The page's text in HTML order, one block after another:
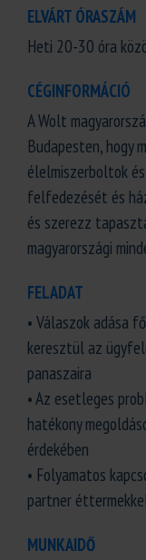
ELVÁRT ÓRASZÁM
Heti 20-30 óra
CÉGINFORMÁCIÓ
A Wolt
Budapesten, hogy
élelmiszerboltok
felfedezését és
és szerezz
magyarországi
FELADAT
• Válaszok adása
keresztül az
panaszaira
• Az esetleges
hatékony
érdekében
• Folyamatos
partner
MUNKAIDŐ